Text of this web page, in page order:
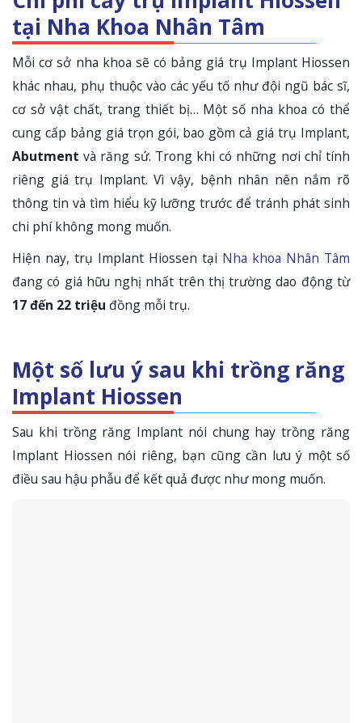
tại Nha Khoa Nhân Tâm
Mỗi cơ sở nha khoa sẽ có bảng giá trụ Implant Hiossen
khác nhau, phụ thuộc vào các yếu tố như đội ngũ bác sĩ,
cơ sở vật chất, trang thiết bị… Một số nha khoa có thể
cung cấp bảng giá trọn gói, bao gồm cả giá trụ Implant,
Abutment và răng sứ. Trong khi có những nơi chỉ tính
riêng giá trụ Implant. Vì vậy, bệnh nhân nên nắm rõ
thông tin và tìm hiểu kỹ lưỡng trước để tránh phát sinh
chi phí không mong muốn.
Hiện nay, trụ Implant Hiossen tại Nha khoa Nhân Tâm
đang có giá hữu nghị nhất trên thị trường dao động từ
17 đến 22 triệu đồng mỗi trụ.
Một số lưu ý sau khi trồng răng
Implant Hiossen
Sau khi trồng răng Implant nói chung hay trồng răng
Implant Hiossen nói riêng, bạn cũng cần lưu ý một số
điều sau hậu phẫu để kết quả được như mong muốn.